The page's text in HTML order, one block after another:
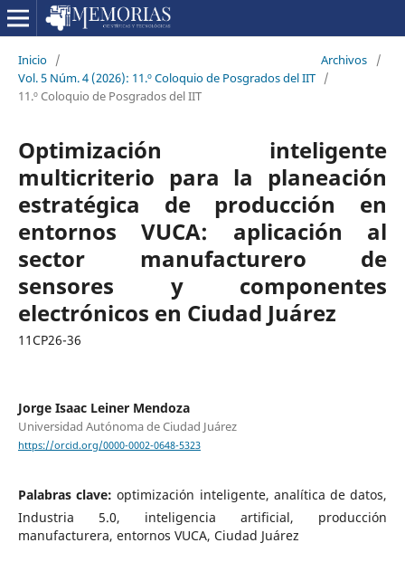
Inicio / Archivos
/
Vol. 5 Núm. 4 (2026): 11.º Coloquio de Posgrados del IIT /
11.º Coloquio de Posgrados del IIT
Optimización inteligente
multicriterio para la planeación
estratégica de producción en
entornos VUCA: aplicación al
sector manufacturero de
sensores y componentes
electrónicos en Ciudad Juárez
11CP26-36
Jorge Isaac Leiner Mendoza
Universidad Autónoma de Ciudad Juárez
https://orcid.org/0000-0002-0648-5323
Palabras clave:optimización inteligente, analítica de datos,
Industria 5.0, inteligencia artificial, producción
manufacturera, entornos VUCA, Ciudad Juárez